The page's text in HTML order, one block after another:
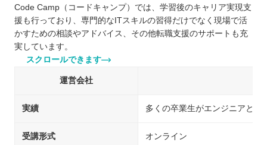
Code Camp（コードキャンプ）では、学習後のキャリア実現支
援も行っており、専門的なITスキルの習得だけでなく現場で活
かすための相談やアドバイス、その他転職支援のサポートも充
実しています。
スクロールできます
運営会社
実績 多くの卒業生がエンジニアとし
受講形式 オンライン